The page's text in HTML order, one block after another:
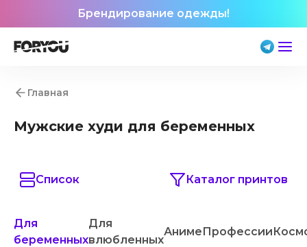
Брендирование одежды!
Главная
Мужские худи для беременных
Список Каталог принтов
Для
беременных
Для
влюбленных
АнимеПрофессии